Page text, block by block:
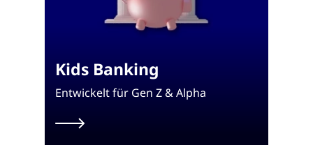
Kids Banking
Entwickelt für Gen Z & Alpha